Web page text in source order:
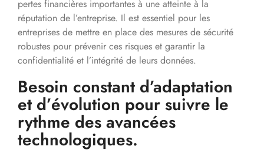
pertes financières importantes à une atteinte à la
réputation de l’entreprise. Il est essentiel pour les
entreprises de mettre en place des mesures de sécurité
robustes pour prévenir ces risques et garantir la
confidentialité et l’intégrité de leurs données.
Besoin constant d’adaptation
et d’évolution pour suivre le
rythme des avancées
technologiques.